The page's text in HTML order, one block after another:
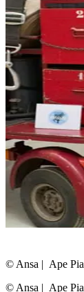
© Ansa | Ape
© Ansa | Ape